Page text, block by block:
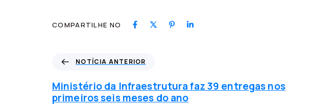
COMPARTILHE NO
t
í
c
NOTÍCIA ANTERIOR
Ministério da Infraestrutura faz 39 entregas nos
primeiros seis meses do ano